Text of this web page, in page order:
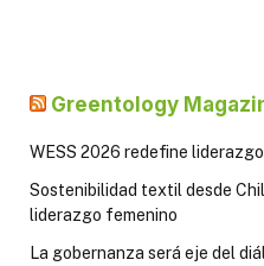
Greentology
WESS 2026 redefine
Sostenibilidad textil desde
liderazgo femenino
La gobernanza será eje del